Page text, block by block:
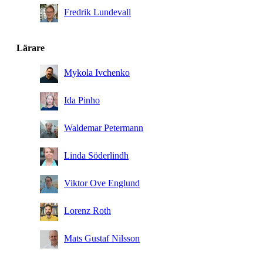
Fredrik Lundevall
Lärare
Mykola Ivchenko
Ida Pinho
Waldemar Petermann
Linda Söderlindh
Viktor Ove Englund
Lorenz Roth
Mats Gustaf Nilsson